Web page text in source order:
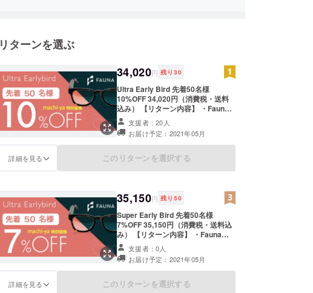
・輸出商社
最先端の商品をいち早く皆様にお届けするために日々活動を
しておりますので、
応援のほどよろしくお願い致します。
リターンを選ぶ
34,020円 残り 30
Ultra Early Bird 先着50名様
10%OFF 34,020円（消費税・送料
込み） 【リターン内容】 ・Fauna
Audio Glasses 本体 × 1 [一般販売
予定価格 37,800円の10％OFF] メ
ガネケース × 1 充電用USBケーブル
× 1 メガネ拭き × 1 ※配送予定時期：
2021年5月（machi-ya） (製品の製
支援者：20人
お届け予定：2021年05月
詳細を見る このリターンを選択する
35,150円 残り 50
Super Early Bird 先着50名様
7%OFF 35,150円（消費税・送料込
み） 【リターン内容】 ・Fauna
Audio Glasses 本体 × 1 [一般販売
予定価格 37,800円の7％OFF] メガ
ネケース × 1 充電用USBケーブル ×
1 メガネ拭き × 1 ※配送予定時期：
2021年5月（machi-ya） (製品の製
支援者：0人
お届け予定：2021年05月
詳細を見る このリターンを選択する